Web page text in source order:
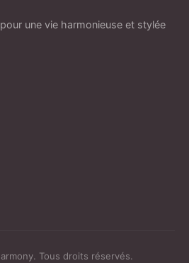
une vie harmonieuse et stylée
Tous droits réservés.